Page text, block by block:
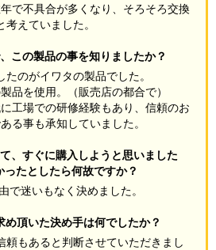
で不具合が多くなり、そろそろ交換
考えていました。
この製品の事を知りましたか？
たのがイワタの製品でした。
品を使用。（販売店の都合で）
工場での研修経験もあり、信頼のお
る事も承知していました。
、すぐに購入しようと思いました
たとしたら何故ですか？
で迷いもなく決めました。
め頂いた決め手は何でしたか？
頼もあると判断させていただきまし